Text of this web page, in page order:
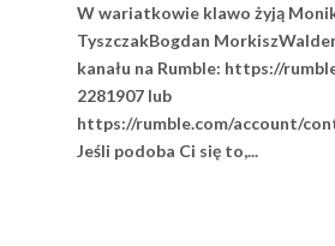
W wariatkowie klawo żyją
TyszczakBogdan
kanału na Rumble: https://
2281907 lub
https://rumble.com/account/
Jeśli podoba Ci się to,...